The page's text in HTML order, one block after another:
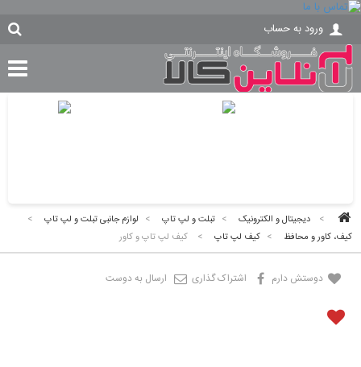
ورود به حساب
> دیجیتال و الکترونیک > تبلت و لپ تاپ > لوازم جانبی تبلت و لپ تاپ
>
کیف، کاور و محافظ
> کیف لپ تاپ > کیف لپ تاپ و کاور
دوستش دارم اشتراک گذاری ارسال به دوست